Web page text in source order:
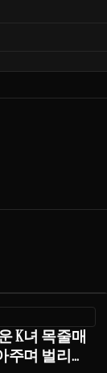
K녀 목줄매
주며 벌리...